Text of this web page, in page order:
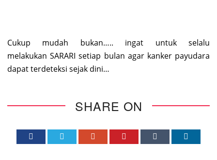
Cukup mudah bukan….. ingat untuk selalu
melakukan SARARI setiap bulan agar kanker payudara
dapat terdeteksi sejak dini…
SHARE ON